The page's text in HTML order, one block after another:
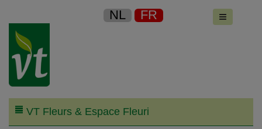
NL FR
VT Fleurs & Espace Fleuri